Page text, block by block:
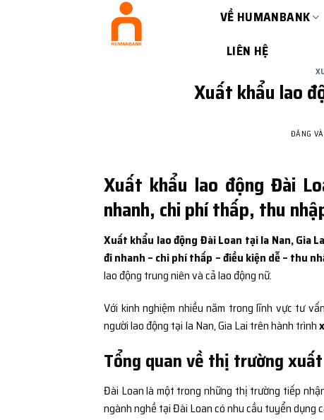
VỀ HUMANBANK
LIÊN HỆ
Xuất khẩu lao
ĐĂNG
Xuất khẩu lao động Đài
nhanh, chi phí thấp, thu
Xuất khẩu lao động Đài Loan tại Ia Nan, Gia
đi nhanh – chi phí thấp – điều kiện dễ – thu
lao động trung niên và cả lao động nữ.
Với kinh nghiệm nhiều năm trong lĩnh vực tư
người lao động tại Ia Nan, Gia Lai trên hành trình
Tổng quan về thị trường
Đài Loan là một trong những thị trường tiếp
ngành nghề tại Đài Loan có nhu cầu tuyển dụng